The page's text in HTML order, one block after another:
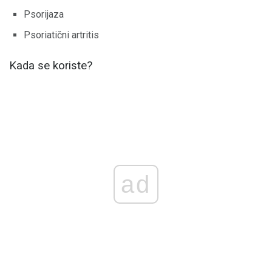
Psorijaza
Psoriatični artritis
Kada se koriste?
ad